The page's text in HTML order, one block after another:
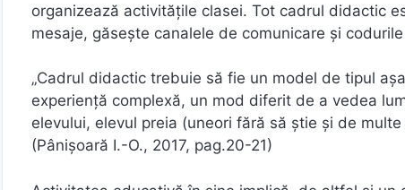
organizează activităţile clasei. Tot cadrul didactic
mesaje, găsește canalele de comunicare şi
„Cadrul didactic trebuie să fie un model de tipul
experiență complexă, un mod diferit de a vedea
elevului, elevul preia (uneori fără să știe și de
(Pânișoară I.-O., 2017, pag.20-21)